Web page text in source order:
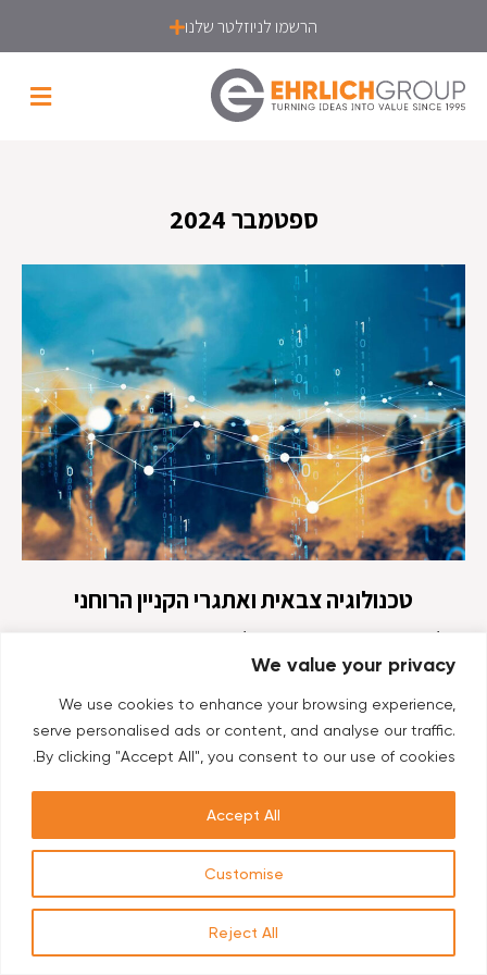
We value your privacy
We use cookies to enhance your browsing experience,
serve personalised ads or content, and analyse our traffic.
By clicking "Accept All", you consent to our use of cookies.
Customise
Reject All
Accept All
הרשמו לניוזלטר שלנו
ספטמבר 2024
טכנולוגיה צבאית ואתגרי הקניין הרוחני
על רקע האירועים האחרונים בלבנון, שם התפוצצו מאות ביפרים
ומכשירי קשר בהוראה מרחוק, כדאי לצלול אל נושא הטכנולוגיות
מלניק, מנהל מחלקת אלקטרוניקה...